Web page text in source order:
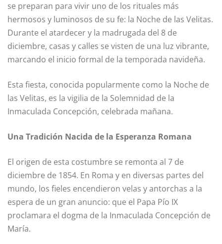
se preparan para vivir uno de los rituales más
hermosos y luminosos de su fe: la Noche de las Velitas.
Durante el atardecer y la madrugada del 8 de
diciembre, casas y calles se visten de una luz vibrante,
marcando el inicio formal de la temporada navideña.
Esta fiesta, conocida popularmente como la Noche de
las Velitas, es la vigilia de la Solemnidad de la
Inmaculada Concepción, celebrada mañana.
Una Tradición Nacida de la Esperanza Romana
El origen de esta costumbre se remonta al 7 de
diciembre de 1854. En Roma y en diversas partes del
mundo, los fieles encendieron velas y antorchas a la
espera de un gran anuncio: que el Papa Pío IX
proclamara el dogma de la Inmaculada Concepción de
María.